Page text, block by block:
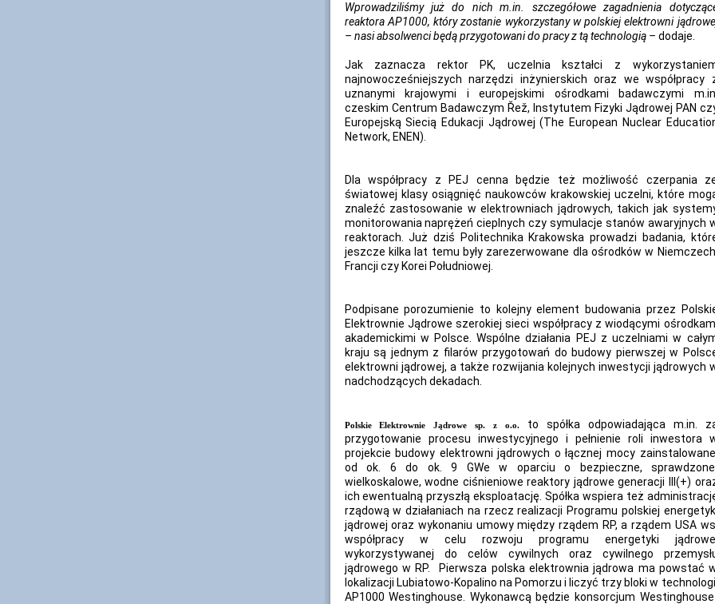
Wprowadziliśmy już do nich m.in. szczegółowe zagadnienia
reaktora AP1000, który zostanie wykorzystany w polskiej elektrowni
– nasi absolwenci będą przygotowani do pracy z tą technologią – dodaje.
Jak zaznacza rektor PK, uczelnia kształci z
najnowocześniejszych narzędzi inżynierskich oraz we współpracy
uznanymi krajowymi i europejskimi ośrodkami badawczymi m.in.
czeskim Centrum Badawczym Řež, Instytutem Fizyki Jądrowej PAN
Europejską Siecią Edukacji Jądrowej (The European Nuclear
Network, ENEN).
Dla współpracy z PEJ cenna będzie też możliwość czerpania
światowej klasy osiągnięć naukowców krakowskiej uczelni, które
znaleźć zastosowanie w elektrowniach jądrowych, takich jak
monitorowania naprężeń cieplnych czy symulacje stanów awaryjnych
reaktorach. Już dziś Politechnika Krakowska prowadzi badania,
jeszcze kilka lat temu były zarezerwowane dla ośrodków w
Francji czy Korei Południowej.
Podpisane porozumienie to kolejny element budowania przez
Elektrownie Jądrowe szerokiej sieci współpracy z wiodącymi
akademickimi w Polsce. Wspólne działania PEJ z uczelniami w
kraju są jednym z filarów przygotowań do budowy pierwszej w
elektrowni jądrowej, a także rozwijania kolejnych inwestycji jądrowych
nadchodzących dekadach.
Polskie Elektrownie Jądrowe sp. z o.o. to spółka odpowiadająca m.in.
przygotowanie procesu inwestycyjnego i pełnienie roli inwestora
projekcie budowy elektrowni jądrowych o łącznej mocy
od ok. 6 do ok. 9 GWe w oparciu o bezpieczne,
wielkoskalowe, wodne ciśnieniowe reaktory jądrowe generacji III(+)
ich ewentualną przyszłą eksploatację. Spółka wspiera też
rządową w działaniach na rzecz realizacji Programu polskiej
jądrowej oraz wykonaniu umowy między rządem RP, a rządem USA ws.
współpracy w celu rozwoju programu energetyki
wykorzystywanej do celów cywilnych oraz cywilnego
jądrowego w RP. Pierwsza polska elektrownia jądrowa ma powstać
lokalizacji Lubiatowo-Kopalino na Pomorzu i liczyć trzy bloki w
AP1000 Westinghouse. Wykonawcą będzie konsorcjum